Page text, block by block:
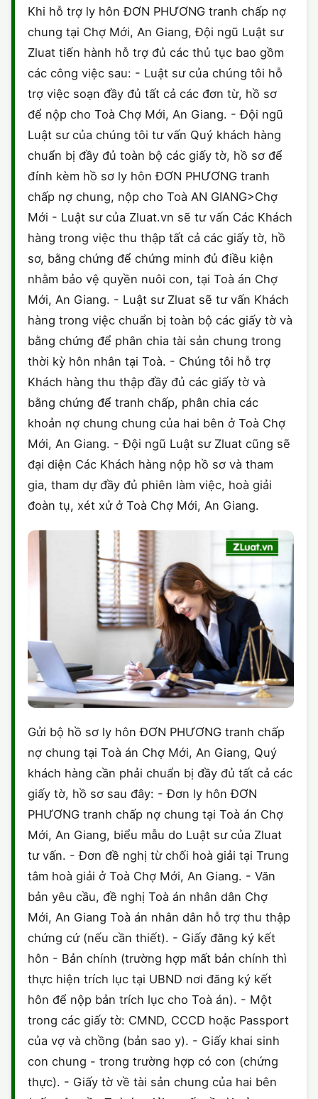
Khi hỗ trợ ly hôn ĐƠN PHƯƠNG tranh chấp nợ
chung tại Chợ Mới, An Giang, Đội ngũ Luật sư
Zluat tiến hành hỗ trợ đủ các thủ tục bao gồm
các công việc sau: - Luật sư của chúng tôi hỗ
trợ việc soạn đầy đủ tất cả các đơn từ, hồ sơ
để nộp cho Toà Chợ Mới, An Giang. - Đội ngũ
Luật sư của chúng tôi tư vấn Quý khách hàng
chuẩn bị đầy đủ toàn bộ các giấy tờ, hồ sơ để
đính kèm hồ sơ ly hôn ĐƠN PHƯƠNG tranh
chấp nợ chung, nộp cho Toà AN GIANG>Chợ
Mới - Luật sư của Zluat.vn sẽ tư vấn Các Khách
hàng trong việc thu thập tất cả các giấy tờ, hồ
sơ, bằng chứng để chứng minh đủ điều kiện
nhằm bảo vệ quyền nuôi con, tại Toà án Chợ
Mới, An Giang. - Luật sư Zluat sẽ tư vấn Khách
hàng trong việc chuẩn bị toàn bộ các giấy tờ và
bằng chứng để phân chia tài sản chung trong
thời kỳ hôn nhân tại Toà. - Chúng tôi hỗ trợ
Khách hàng thu thập đầy đủ các giấy tờ và
bằng chứng để tranh chấp, phân chia các
khoản nợ chung chung của hai bên ở Toà Chợ
Mới, An Giang. - Đội ngũ Luật sư Zluat cũng sẽ
đại diện Các Khách hàng nộp hồ sơ và tham
gia, tham dự đầy đủ phiên làm việc, hoà giải
đoàn tụ, xét xử ở Toà Chợ Mới, An Giang.
Gửi bộ hồ sơ ly hôn ĐƠN PHƯƠNG tranh chấp
nợ chung tại Toà án Chợ Mới, An Giang, Quý
khách hàng cần phải chuẩn bị đầy đủ tất cả các
giấy tờ, hồ sơ sau đây: - Đơn ly hôn ĐƠN
PHƯƠNG tranh chấp nợ chung tại Toà án Chợ
Mới, An Giang, biểu mẫu do Luật sư của Zluat
tư vấn. - Đơn đề nghị từ chối hoà giải tại Trung
tâm hoà giải ở Toà Chợ Mới, An Giang. - Văn
bản yêu cầu, đề nghị Toà án nhân dân Chợ
Mới, An Giang Toà án nhân dân hỗ trợ thu thập
chứng cứ (nếu cần thiết). - Giấy đăng ký kết
hôn - Bản chính (trường hợp mất bản chính thì
thực hiện trích lục tại UBND nơi đăng ký kết
hôn để nộp bản trích lục cho Toà án). - Một
trong các giấy tờ: CMND, CCCD hoặc Passport
của vợ và chồng (bản sao y). - Giấy khai sinh
con chung - trong trường hợp có con (chứng
thực). - Giấy tờ về tài sản chung của hai bên